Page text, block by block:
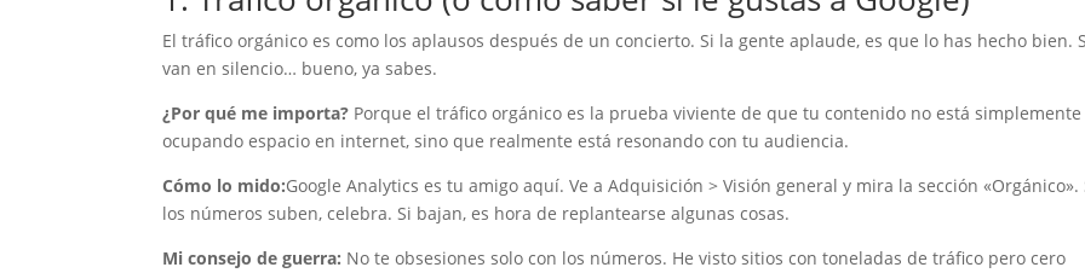
El tráfico orgánico es como los aplausos después de un concierto. Si la gente aplaude, es que lo has hecho bien.
van en silencio… bueno, ya sabes.
¿Por qué me importa? Porque el tráfico orgánico es la prueba viviente de que tu contenido no está simplemente
ocupando espacio en internet, sino que realmente está resonando con tu audiencia.
Cómo lo mido:Google Analytics es tu amigo aquí. Ve a Adquisición > Visión general y mira la sección «Orgánico».
los números suben, celebra. Si bajan, es hora de replantearse algunas cosas.
Mi consejo de guerra: No te obsesiones solo con los números. He visto sitios con toneladas de tráfico pero cero